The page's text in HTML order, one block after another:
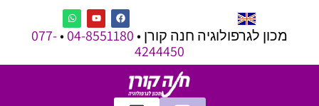
מכון לגרפולוגיה חנה קורן •04-8551180
•
077-
4244450